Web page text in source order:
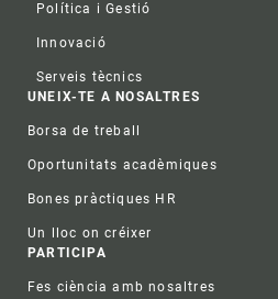
Política i Gestió
Innovació
Serveis tècnics
UNEIX-TE A NOSALTRES
Borsa de treball
Oportunitats acadèmiques
Bones pràctiques HR
Un lloc on créixer
PARTICIPA
Fes ciència amb nosaltres